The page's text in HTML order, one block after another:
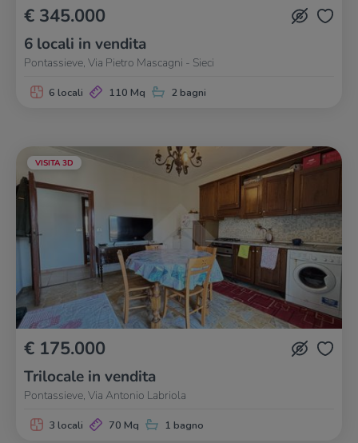
€ 345.000
6 locali in vendita
Pontassieve, Via Pietro Mascagni - Sieci
6 locali 110 Mq 2 bagni
VISITA 3D
€ 175.000
Trilocale in vendita
Pontassieve, Via Antonio Labriola
3 locali 70 Mq 1 bagno